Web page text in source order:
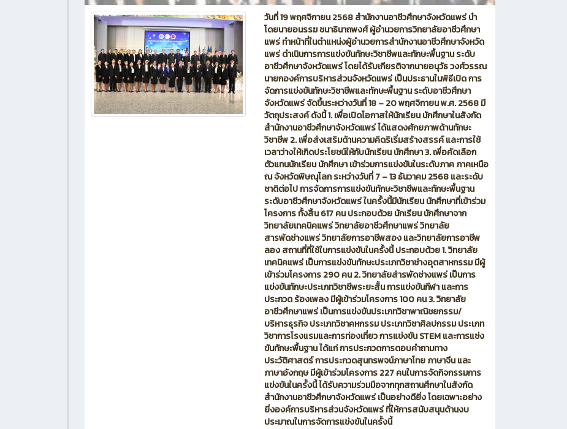
วันที่ 19 พฤศจิกายน 2568 สำนักงานอาชีวศึกษาจังหวัดแพร่ นำ
โดยนายอนรรฆ ชนาธินาถพงศ์ ผู้อำนวยการวิทยาลัยอาชีวศึกษา
แพร่ ทำหน้าที่ในตำแหน่งผู้อำนวยการสำนักงานอาชีวศึกษาจังหวัด
แพร่ ดำเนินการการแข่งขันทักษะวิชาชีพและทักษะพื้นฐาน ระดับ
อาชีวศึกษาจังหวัดแพร่ โดยได้รับเกียรติจากนายอนุวัธ วงศ์วรรณ
นายกองค์การบริหารส่วนจังหวัดแพร่ เป็นประธานในพิธีเปิด การ
จัดการแข่งขันทักษะวิชาชีพและทักษะพื้นฐาน ระดับอาชีวศึกษา
จังหวัดแพร่ จัดขึ้นระหว่างวันที่ 18 – 20 พฤศจิกายน พ.ศ. 2568 มี
วัตถุประสงค์ ดังนี้ 1. เพื่อเปิดโอกาสให้นักเรียน นักศึกษาในสังกัด
สำนักงานอาชีวศึกษาจังหวัดแพร่ ได้แสดงศักยภาพด้านทักษะ
วิชาชีพ 2. เพื่อส่งเสริมด้านความคิดริเริ่มสร้างสรรค์ และการใช้
เวลาว่างให้เกิดประโยชน์ให้กับนักเรียน นักศึกษา 3. เพื่อคัดเลือก
ตัวแทนนักเรียน นักศึกษา เข้าร่วมการแข่งขันในระดับภาค ภาคเหนือ
ณ จังหวัดพิษณุโลก ระหว่างวันที่ 7 – 13 ธันวาคม 2568 และระดับ
ชาติต่อไป การจัดการการแข่งขันทักษะวิชาชีพและทักษะพื้นฐาน
ระดับอาชีวศึกษาจังหวัดแพร่ ในครั้งนี้มีนักเรียน นักศึกษาที่เข้าร่วม
โครงการ ทั้งสิ้น 617 คน ประกอบด้วย นักเรียน นักศึกษาจาก
วิทยาลัยเทคนิคแพร่ วิทยาลัยอาชีวศึกษาแพร่ วิทยาลัย
สารพัดช่างแพร่ วิทยาลัยการอาชีพสอง และวิทยาลัยการอาชีพ
ลอง สถานที่ที่ใช้ในการแข่งขันในครั้งนี้ ประกอบด้วย 1. วิทยาลัย
เทคนิคแพร่ เป็นการแข่งขันทักษะประเภทวิชาช่างอุตสาหกรรม มีผู้
เข้าร่วมโครงการ 290 คน 2. วิทยาลัยส่ารพัดช่างแพร่ เป็นการ
แข่งขันทักษะประเภทวิชาชีพระยะสั้น การแข่งขันกีฬา และการ
ประกวด ร้องเพลง มีผู้เข้าร่วมโครงการ 100 คน 3. วิทยาลัย
อาชีวศึกษาแพร่ เป็นการแข่งขันประเภทวิชาพาณิชยกรรม/
บริหารธุรกิจ ประเภทวิชาคหกรรม ประเภทวิชาศิลปกรรม ประเภท
วิชาการโรงแรมและการท่องเที่ยว การแข่งขัน STEM และการแช่ง
ขันทักษะพื้นฐาน ได้แก่ การประกวดการตอบคำถามทาง
ประวัติศาสตร์ การประกวดสุนทรพจน์ภาษาไทย ภาษาจีน และ
ภาษาอังกฤษ มีผู้เข้าร่วมโครงการ 227 คนในการจัดกิจกรรมการ
แข่งขันในครั้งนี้ ได้รับความร่วมมือจากทุกสถานศึกษาในสังกัด
สำนักงานอาชีวศึกษาจังหวัดแพร่ เป็นอย่างดียิ่ง โดยเฉพาะอย่าง
ยิ่งองค์การบริหารส่วนจังหวัดแพร่ ที่ให้การสนับสนุนด้านงบ
ประมาณในการจัดการแข่งขันในครั้งนี้